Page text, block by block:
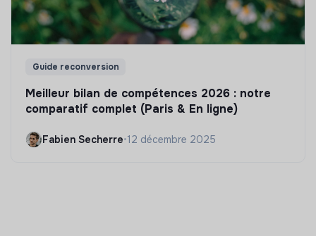
Guide reconversion
Meilleur bilan de compétences 2026 : notre
comparatif complet (Paris & En ligne)
Fabien Secherre•12 décembre 2025